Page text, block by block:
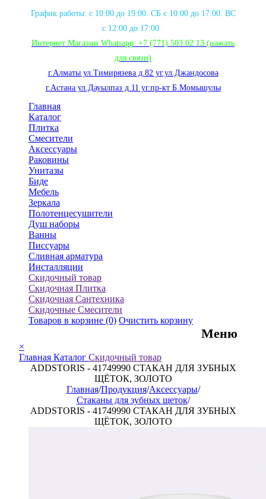
График работы: с 10:00 до 19:00. СБ с 10:00 до 17:00. ВС
с 12:00 до 17:00
Интернет Магазин Whatsapp: +7 (771) 503 02 13 (нажать
для связи)
г.Алматы ул.Тимирязева д.82 уг.ул.Джандосова
г.Астана ул.Дауылпаз д.11 уг.пр-кт Б.Момышулы
Главная
Каталог
Плитка
Смесители
Аксессуары
Раковины
Унитазы
Биде
Мебель
Зеркала
Полотенцесушители
Душ наборы
Ванны
Писсуары
Сливная арматура
Инсталляции
Скидочный товар
Скидочная Плитка
Скидочная Сантехника
Скидочные Смесители
Товаров в корзине (0) Очистить корзину
Меню
×
Главная Каталог Скидочный товар
ADDSTORIS - 41749990 СТАКАН ДЛЯ ЗУБНЫХ
ЩЁТОК, ЗОЛОТО
Главная/Продукция/Аксессуары/
Стаканы для зубных щеток/
ADDSTORIS - 41749990 СТАКАН ДЛЯ ЗУБНЫХ
ЩЁТОК, ЗОЛОТО